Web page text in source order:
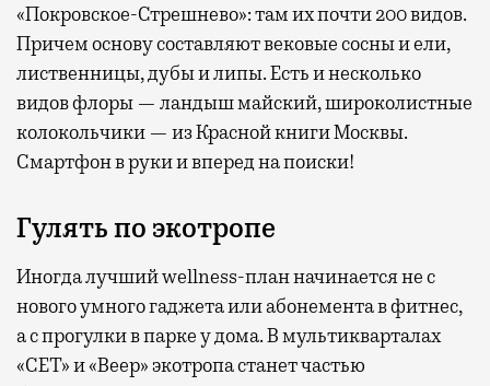
«Покровское-Стрешнево»: там ихпочти 200 видов.
Причем основу составляют вековые сосны и ели,
лиственницы, дубы и липы. Есть и несколько
видов флоры — ландыш майский, широколистные
колокольчики — из Красной книги Москвы.
Смартфон в руки и вперед на поиски!
Гулять по экотропе
Иногда лучший wellness-план начинается не с
нового умного гаджета или абонемента в фитнес,
а с прогулки в парке у дома. В мультикварталах
«СЕТ» и «Веер» экотропа станет частью